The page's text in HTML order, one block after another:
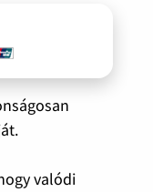
valódi